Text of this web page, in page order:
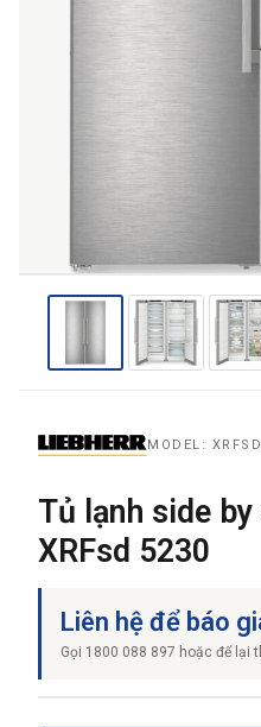
→ GỬI YÊU CẦU
MODEL:
Tủ lạnh side
XRFsd 5230
Liên hệ để báo
Gọi 1800 088 897 hoặc để lại